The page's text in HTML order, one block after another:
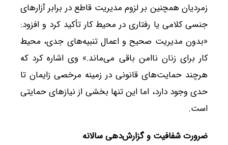
زمردیان همچنین بر لزوم مدیریت قاطع در برابر آزارهای
جنسی کلامی یا رفتاری در محیط کار تأکید کرد و افزود:
«بدون مدیریت صحیح و اعمال تنبیه‌های جدی، محیط
کار برای زنان ناامن باقی می‌ماند.» وی اشاره کرد که
هرچند حمایت‌های قانونی در زمینه مرخصی زایمان تا
حدی وجود دارد، اما این تنها بخشی از نیازهای حمایتی
است.
ضرورت شفافیت و گزارش‌دهی سالانه